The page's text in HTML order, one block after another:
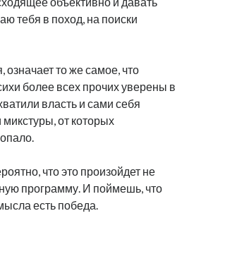
тебя в поход, на поиски
то же самое, что
более всех прочих уверены в
власть и сами себя
от которых
что это произойдет не
программу. И поймешь, что
есть победа.